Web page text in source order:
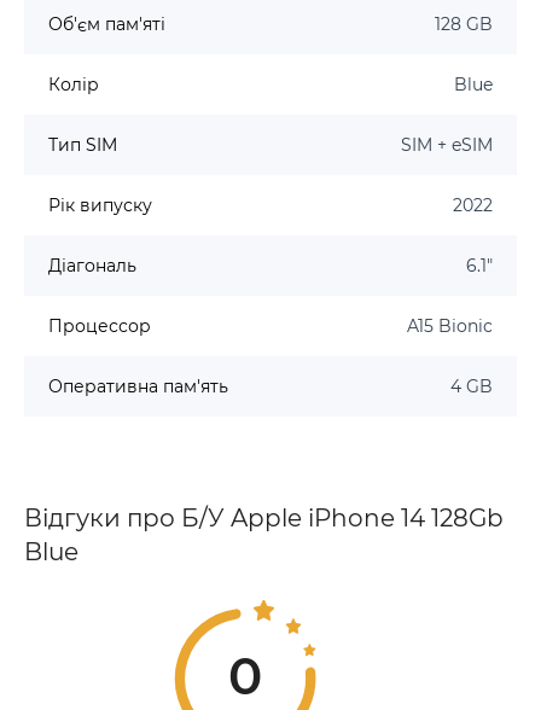
Об'єм пам'яті 128 GB
Колір Blue
Тип SIM SIM + eSIM
Рік випуску 2022
Діагональ 6.1"
Процессор A15 Bionic
Оперативна пам'ять 4 GB
Відгуки про Б/У Apple iPhone 14 128Gb
Blue
0